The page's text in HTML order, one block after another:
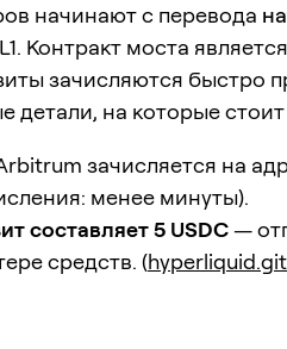
начинают с перевода
Контракт моста
зачисляются быстро
детали, на которые
зачисляется на
менее минуты).
составляет 5 USDC—
средств. (